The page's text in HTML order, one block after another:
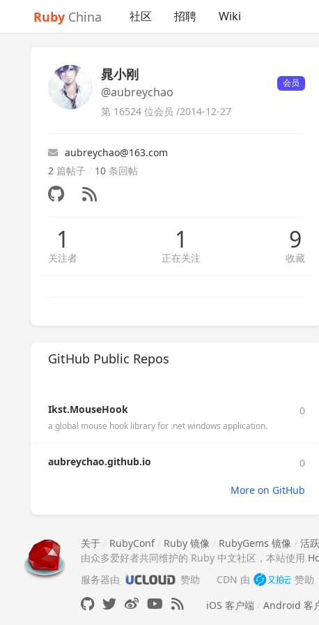
Ruby China 社区 招聘 Wiki
晁小刚
@aubreychao
会员
第 16524 位会员 /2014-12-27
aubreychao@163.com
2 篇帖子 / 10 条回帖
1
关注者
1
正在关注
9
收藏
GitHub Public Repos
Ikst.MouseHook 0
a global mouse hook library for .net windows application.
aubreychao.github.io 0
More on GitHub
关于 / RubyConf/ Ruby 镜像 / RubyGems 镜像 / 活
由众多爱好者共同维护的 Ruby 中文社区，本站使用
服务器由
赞助 CDN 由
赞助
iOS 客户端 / Android 客